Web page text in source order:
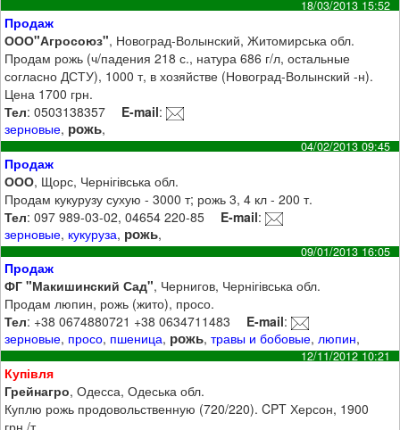
18/03/2013 15:52
Продаж
ООО"Агросоюз", Новоград-Волынский, Житомирська обл.
Продам рожь (ч/падения 218 с., натура 686 г/л, остальные
согласно ДСТУ), 1000 т, в хозяйстве (Новоград-Волынский -н).
Цена 1700 грн.
Тел: 0503138357 E-mail:
зерновые, рожь,
04/02/2013 09:45
Продаж
ООО, Щорс, Чернігівська обл.
Продам кукурузу сухую - 3000 т; рожь 3, 4 кл - 200 т.
Тел: 097 989-03-02, 04654 220-85 E-mail:
зерновые, кукуруза, рожь,
09/01/2013 16:05
Продаж
ФГ "Макишинский Сад", Чернигов, Чернігівська обл.
Продам люпин, рожь (жито), просо.
Тел: +38 0674880721 +38 0634711483 E-mail:
зерновые, просо, пшеница, рожь,травы и бобовые,люпин,
12/11/2012 10:21
Купівля
Грейнагро, Одесса, Одеська обл.
Куплю рожь продовольственную (720/220). CPT Херсон, 1900